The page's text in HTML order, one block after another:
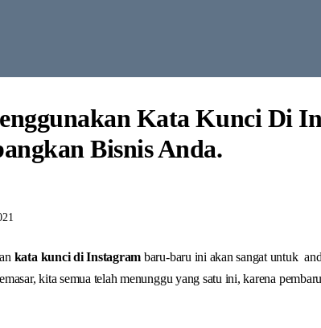
Kata Kunci Di
Bisnis Anda.
kata kunci di Instagram baru-baru ini akan sangat untuk
kita semua telah menunggu yang satu ini, karena